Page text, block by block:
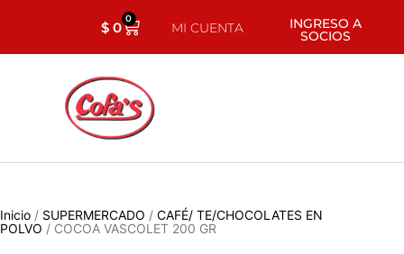
$0 0
MI CUENTA INGRESO A
SOCIOS
Inicio / SUPERMERCADO / CAFÉ/ TE/CHOCOLATES EN
POLVO / COCOA VASCOLET 200 GR